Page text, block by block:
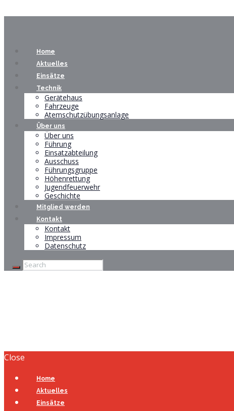
Home
Aktuelles
Einsätze
Technik
Gerätehaus
Fahrzeuge
Atemschutzübungsanlage
Über uns
Über uns
Führung
Einsatzabteilung
Ausschuss
Führungsgruppe
Höhenrettung
Jugendfeuerwehr
Geschichte
Mitglied werden
Kontakt
Kontakt
Impressum
Datenschutz
Close
Home
Aktuelles
Einsätze